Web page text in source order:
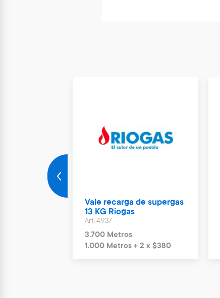
Vale recarga de supergas
13 KG Riogas
Art. 4.937
3.700 Metros
1.000 Metros + 2 x $380